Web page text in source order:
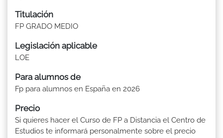
Titulación
FP GRADO MEDIO
Legislación aplicable
LOE
Para alumnos de
Fp para alumnos en España en 2026
Precio
Si quieres hacer el Curso de FP a Distancia el Centro de
Estudios te informará personalmente sobre el precio